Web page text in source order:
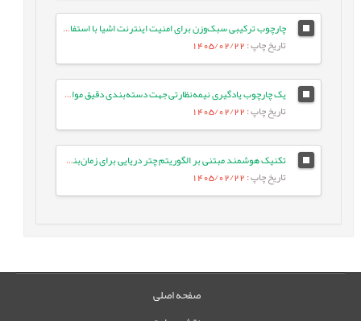
چارچوب ترکیبی سبک‌وزن برای امنیت اینترنت اشیا با استفاده از جنگل تصادفی بهینه و انتخاب ویژگی تطبیقی در معماری لبه-ابری
تاریخ چاپ: 1405/02/22
یک چارچوب یادگیری نیمه‌نظارتی جهت دسته‌بندی دقیق موارد آزمون با بهره‌گیری از تعبیه‌های زبانی و ویژگی‌های معنایی متن
تاریخ چاپ: 1405/02/22
تکنیک هوشمند مبتنی بر الگوریتم چتر دریایی برای زمان‌بندی وظایف بر اساس اولویت در شبکه‌های IoT/Fog
تاریخ چاپ: 1405/02/22
صفحه اصلی